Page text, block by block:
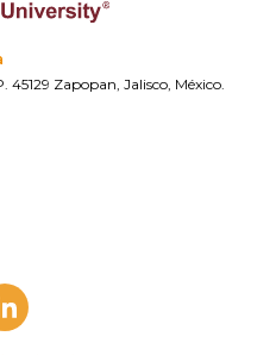
45129 Zapopan, Jalisco, México.